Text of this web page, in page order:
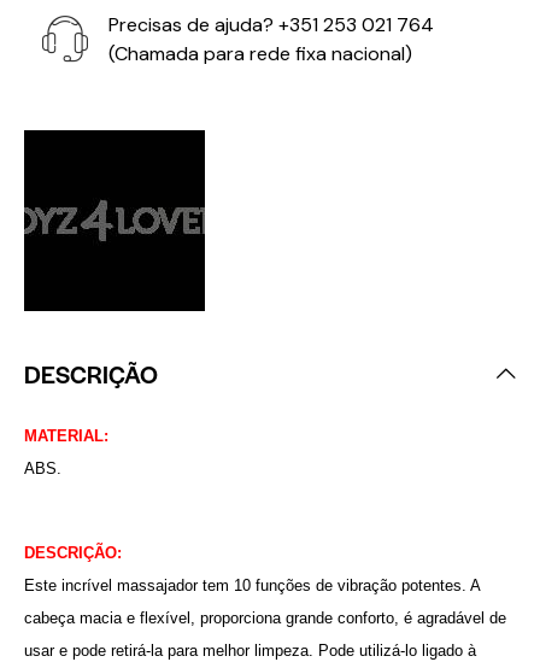
Precisas de ajuda? +351 253 021 764
(Chamada para rede fixa nacional)
DESCRIÇÃO
MATERIAL:
ABS.
DESCRIÇÃO:
Este incrível massajador tem 10 funções de vibração potentes. A
cabeça macia e flexível, proporciona grande conforto, é agradável de
usar e pode retirá-la para melhor limpeza. Pode utilizá-lo ligado à